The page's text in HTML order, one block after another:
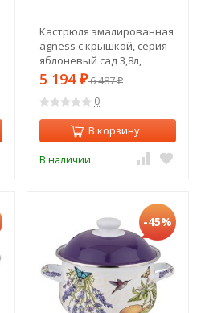
Кастрюля эмалированная
agness с крышкой, серия
яблоневый сад 3,8л,
диа.20см подходит для
5 194 ₽6 487₽
0
В корзину
В наличии
-45%